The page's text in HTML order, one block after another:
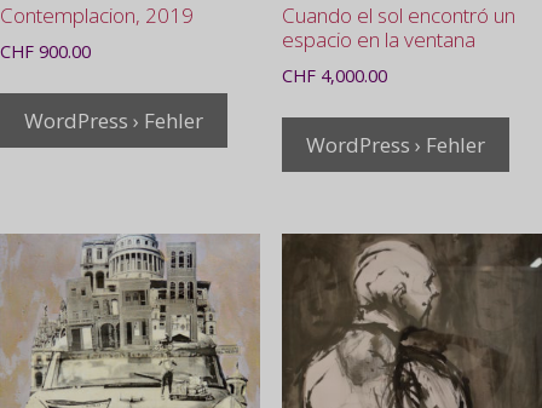
Contemplacion, 2019
CHF 900.00
WordPress › Fehler
Cuando el sol encontró un
espacio en la ventana
CHF4,000.00
WordPress › Fehler